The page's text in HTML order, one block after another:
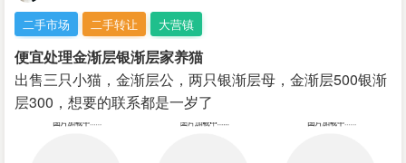
二手市场 二手转让 大营镇
便宜处理金渐层银渐层家养猫
出售三只小猫，金渐层公，两只银渐层母，金渐层500银渐
层300，想要的联系都是一岁了